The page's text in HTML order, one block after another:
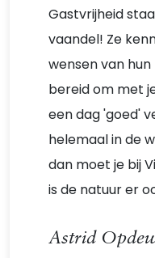
Gastvrijheid
vaandel! Ze
wensen van
bereid om met
een dag 'goed'
helemaal in de
dan moet je bij
is de natuur er
Astrid